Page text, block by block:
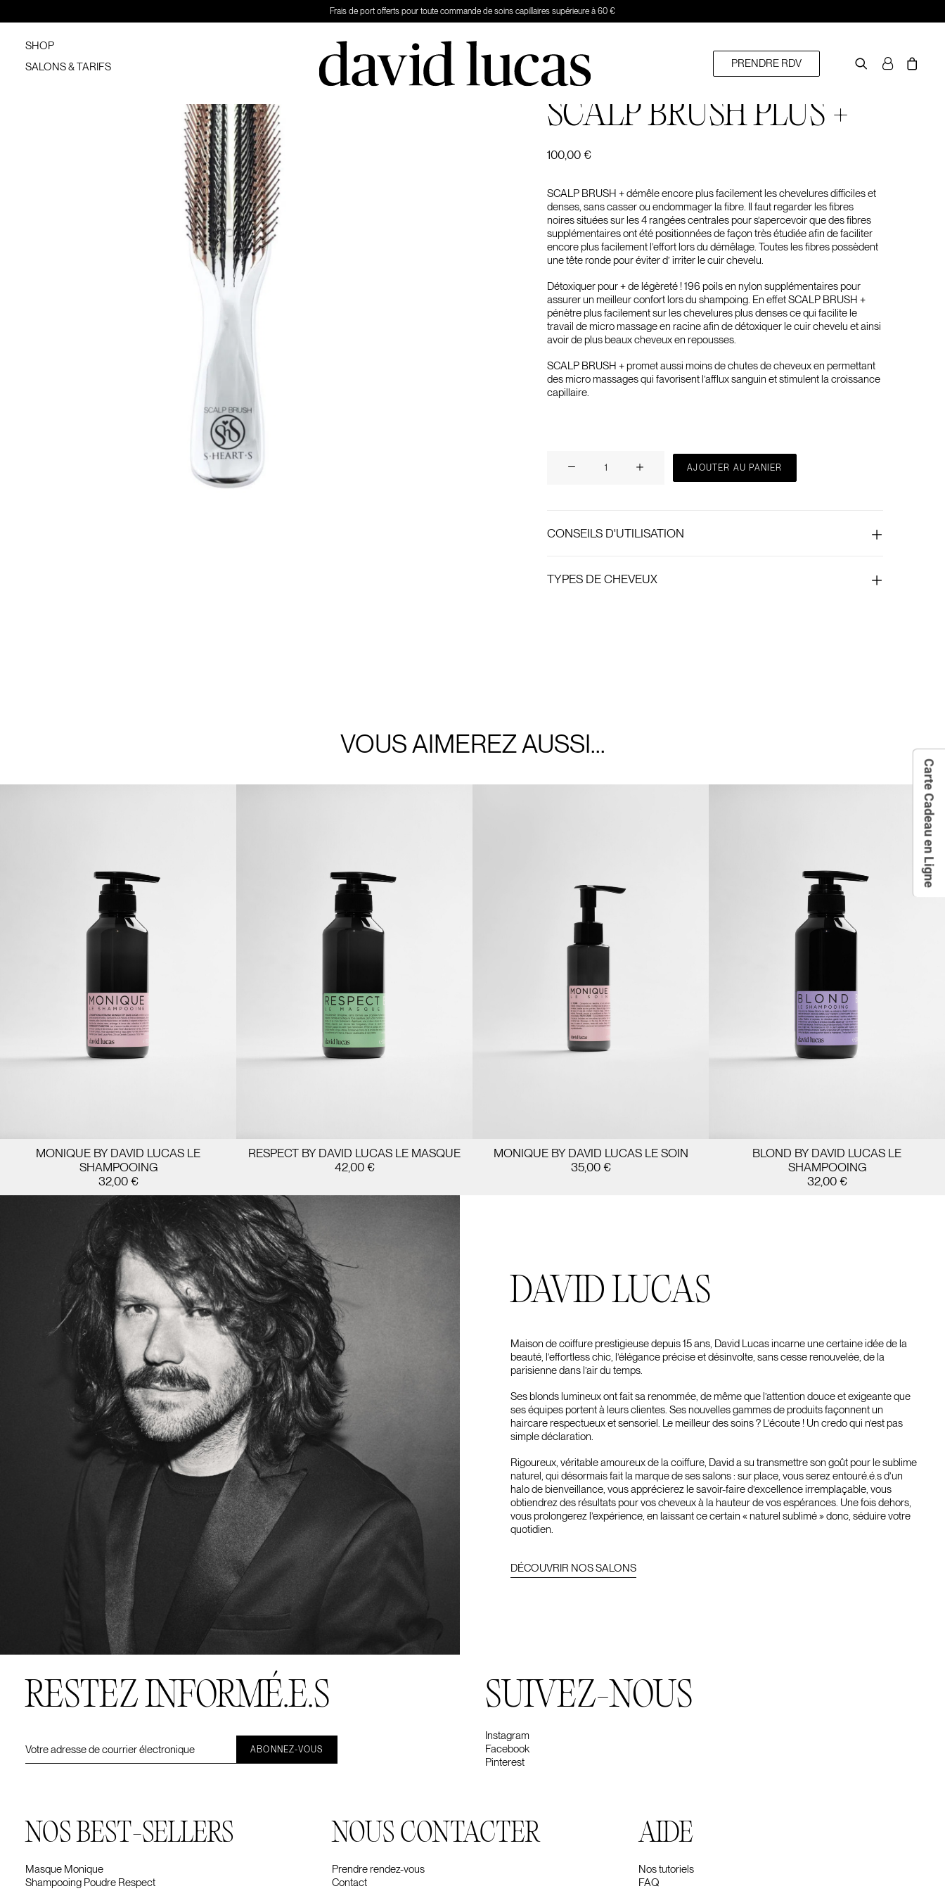
Frais de port offerts pour toute commande de soins capillaires supérieure à 60 €
SHOP
SALONS & TARIFS
PRENDRE RDV
SCALP BRUSH PLUS +
100,00€
SCALP BRUSH + démêle encore plus facilement les chevelures difficiles et
denses, sans casser ou endommager la fibre. Il faut regarder les fibres
noires situées sur les 4 rangées centrales pour s’apercevoir que des fibres
supplémentaires ont été positionnées de façon très étudiée afin de faciliter
encore plus facilement l’effort lors du démêlage. Toutes les fibres possèdent
une tête ronde pour éviter d’ irriter le cuir chevelu.
Détoxiquer pour + de légèreté ! 196 poils en nylon supplémentaires pour
assurer un meilleur confort lors du shampoing. En effet SCALP BRUSH +
pénètre plus facilement sur les chevelures plus denses ce qui facilite le
travail de micro massage en racine afin de détoxiquer le cuir chevelu et ainsi
avoir de plus beaux cheveux en repousses.
SCALP BRUSH + promet aussi moins de chutes de cheveux en permettant
des micro massages qui favorisent l’afflux sanguin et stimulent la croissance
capillaire.
Plus
AJOUTER AU PANIER
CONSEILS D'UTILISATION
TYPES DE CHEVEUX
VOUS AIMEREZ AUSSI...
AJOUTER AU PANIER
MONIQUE BY DAVID LUCAS LE
SHAMPOOING
32,00 €
AJOUTER AU PANIER
RESPECT BY DAVID LUCAS LE MASQUE
42,00 € AJOUTER AU PANIER
MONIQUE BY DAVID LUCAS LE SOIN
35,00 € AJOUTER AU PANIER
BLOND BY DAVID LUCAS LE
SHAMPOOING
32,00 €
DAVID LUCAS
Maison de coiffure prestigieuse depuis 15 ans, David Lucas incarne une certaine idée de la
beauté, l’effortless chic, l’élégance précise et désinvolte, sans cesse renouvelée, de la
parisienne dans l’air du temps.
Ses blonds lumineux ont fait sa renommée, de même que l’attention douce et exigeante que
ses équipes portent à leurs clientes. Ses nouvelles gammes de produits façonnent un
haircare respectueux et sensoriel. Le meilleur des soins ? L’écoute ! Un credo qui n’est pas
simple déclaration.
Rigoureux, véritable amoureux de la coiffure, David a su transmettre son goût pour le sublime
naturel, qui désormais fait la marque de ses salons : sur place, vous serez entouré.é.s d’un
halo de bienveillance, vous apprécierez le savoir-faire d’excellence irremplaçable, vous
obtiendrez des résultats pour vos cheveux à la hauteur de vos espérances. Une fois dehors,
vous prolongerez l’expérience, en laissant ce certain « naturel sublimé » donc, séduire votre
quotidien.
DÉCOUVRIR NOS SALONS
RESTEZ INFORMÉ.E.S SUIVEZ-NOUS
Instagram
Facebook
Pinterest
NOS BEST-SELLERS
Masque Monique
Shampooing Poudre Respect
NOUS CONTACTER
Prendre rendez-vous
Contact
AIDE
Nos tutoriels
FAQ
Carte Cadeau en Ligne